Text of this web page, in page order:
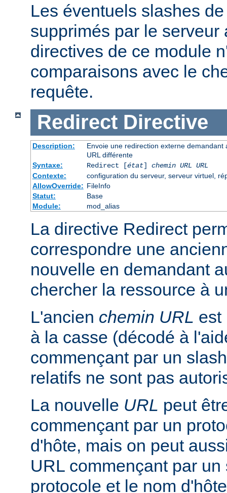
Les éventuels slashes
supprimés par le serveur
directives de ce module
comparaisons avec le
requête.
Redirect Directive
Description:
Envoie une redirection externe
URL différente
Syntaxe:
Redirect [état] chemin URL URL
Contexte:
configuration du serveur, serveur virtuel,
AllowOverride: FileInfo
Statut:
Base
Module:
mod_alias
La directive Redirect
correspondre une
nouvelle en demandant
chercher la ressource à
L'ancien chemin URL est
à la casse (décodé à
commençant par un
relatifs ne sont pas
La nouvelle URL peut
commençant par un
d'hôte, mais on peut
URL commençant par
protocole et le nom